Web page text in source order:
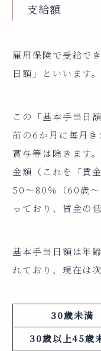
支給額
雇用保険で受給で
日額」といいます。
この「基本手当日
前の6か月に毎月き
賞与等は除きます
金額（これを「賃
50～80％（60歳
っており、賃金の
基本手当日額は年
れており、現在は
30歳未満
30歳以上45歳